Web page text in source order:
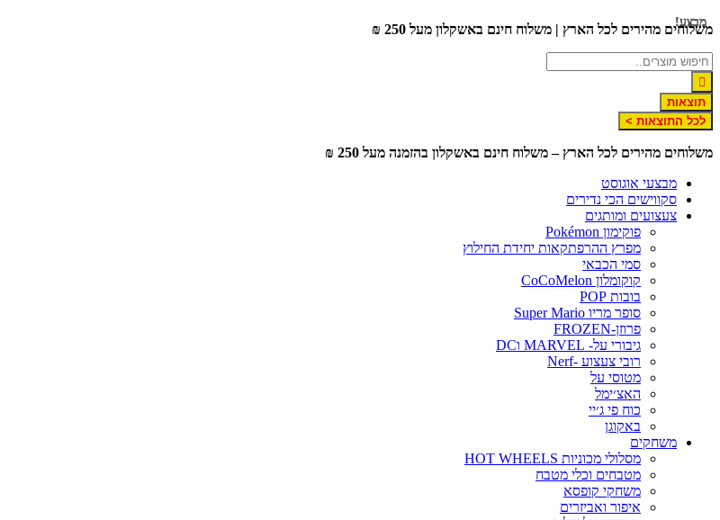
לתוכן
משלוחים מהירים לכל הארץ | משלוח חינם באשקלון מעל 250 ₪
תוצאות
לכל התוצאות >
משלוחים מהירים לכל הארץ – משלוח חינם באשקלון בהזמנה מעל 250 ₪
מבצעי אוגוסט
סקווישים הכי נדירים
צעצועים ומותגים
פוקימון Pokémon
מפרץ ההרפתקאות יחידת החילוץ
סמי הכבאי
קוקומלון CoCoMelon
בובות POP
סופר מריו Super Mario
פרוזן-FROZEN
גיבורי על- MARVEL וDC
רובי צעצוע -Nerf
מטוסי על
האצ׳ימל
כוח פי ג׳יי
באקוגן
משחקים
מסלולי מכוניות HOT WHEELS
מטבחים וכלי מטבח
משחקי קופסא
איפור ואביזרים
מבצע!
מבצע!
מבצע!